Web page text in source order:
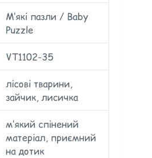
М’які пазли / Baby
Puzzle
VT1102-35
лісові тварини,
зайчик, лисичка
м’який спінений
матеріал, приємний
на дотик